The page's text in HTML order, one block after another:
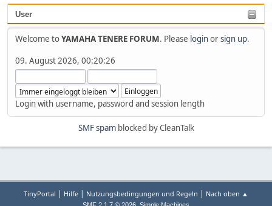
User
Welcome toYAMAHA TENERE FORUM. Please loginorsign up.
09. August 2026, 00:20:26
Login with username, password and session length
SMF spamblocked by CleanTalk
TinyPortal | Hilfe | Nutzungsbedingungen und Regeln | Nach oben ▲